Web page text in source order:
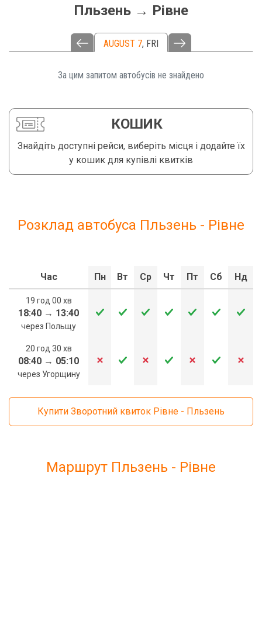
Пльзень → Рівне
AUGUST 7, FRI
За цим запитом автобусів не знайдено️
КОШИК
Знайдіть доступні рейси, виберіть місця і додайте їх
у кошик для купівлі квитків
Розклад автобуса Пльзень - Рівне
Час Пн Вт Ср Чт Пт Сб Нд
19 год 00 хв
18:40 → 13:40
через Польщу
20 год 30 хв
08:40 → 05:10
через Угорщину
Купити Зворотний квиток Рівне - Пльзень
Маршрут Пльзень - Рівне